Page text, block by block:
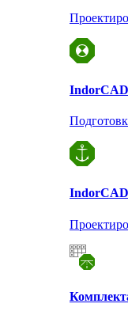
Indor
Indor